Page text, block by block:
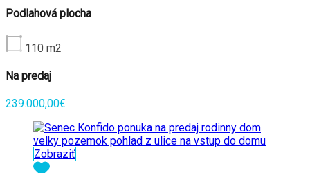
Podlahová plocha
110 m2
Na predaj
239.000,00€
Zobraziť